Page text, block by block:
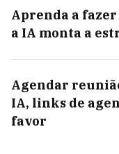
Aprenda a
a IA monta a
Agendar
IA, links de
favor